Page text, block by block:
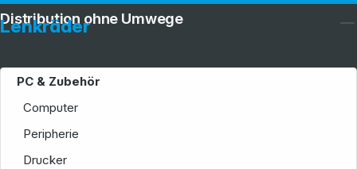
Lenkräder
PC & Zubehör
Computer
Peripherie
Drucker
Distribution ohne Umwege